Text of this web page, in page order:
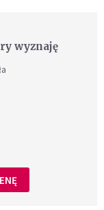
wyznaję